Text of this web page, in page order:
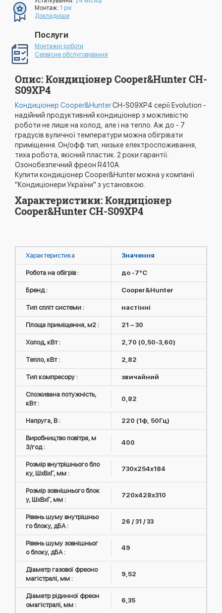
Монтаж: 1 рік
Докладніше
Послуги
Монтажні роботи
Сервісне обслуговування
Опис: Кондиціонер Cooper&Hunter CH-
S09XP4
Кондиціонер Cooper&HunterCH-S09XP4 серії Evolution -
надійний продуктивний кондиціонер з можливістю
роботи не лише на холод, але і на тепло. Аж до - 7
градусів вуличної температури можна обігрівати
приміщення. Он/офф тип, низьке електроспоживання,
тиха робота, якісний пластик. 2 роки гарантії.
Озонобезпечний фреон R410A.
Купити кондиціонер Cooper&Hunter можна у компанії
"Кондиціонери України" з установкою.
Характеристики: Кондиціонер
Cooper&Hunter CH-S09XP4
Характеристика Значення
Робота на обігрів : до -7°C
Бренд : Cooper&Hunter
Тип спліт системи : настінні
Площа приміщення, м2 : 21 – 30
Холод, кВт : 2,70 (0,50-3,60)
Тепло, кВт : 2,82
Тип компресору : звичайний
Споживана потужність,
кВт :
0,82
Напруга, В : 220 (1ф, 50Гц)
Виробництво повітря, м
3/год :
400
Розмір внутрішнього бло
ку, ШxВxГ, мм :
730x254x184
Розмір зовнішнього блок
у, ШxВxГ, мм :
720x428x310
Рівень шуму внутрішньо
го блоку, дБА :
26 / 31 / 33
Рівень шуму зовнішньог
о блоку, дБА :
49
Діаметр газової фреоно
магістралі, мм :
9,52
Діаметр рідинної фреон
омагістралі, мм :
6,35